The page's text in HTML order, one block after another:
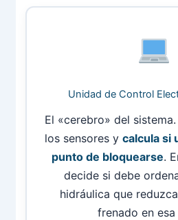
Unidad de Control
El «cerebro» del
los sensores y calcula si
punto de bloquearse.
decide si debe
hidráulica que
frenado en esa